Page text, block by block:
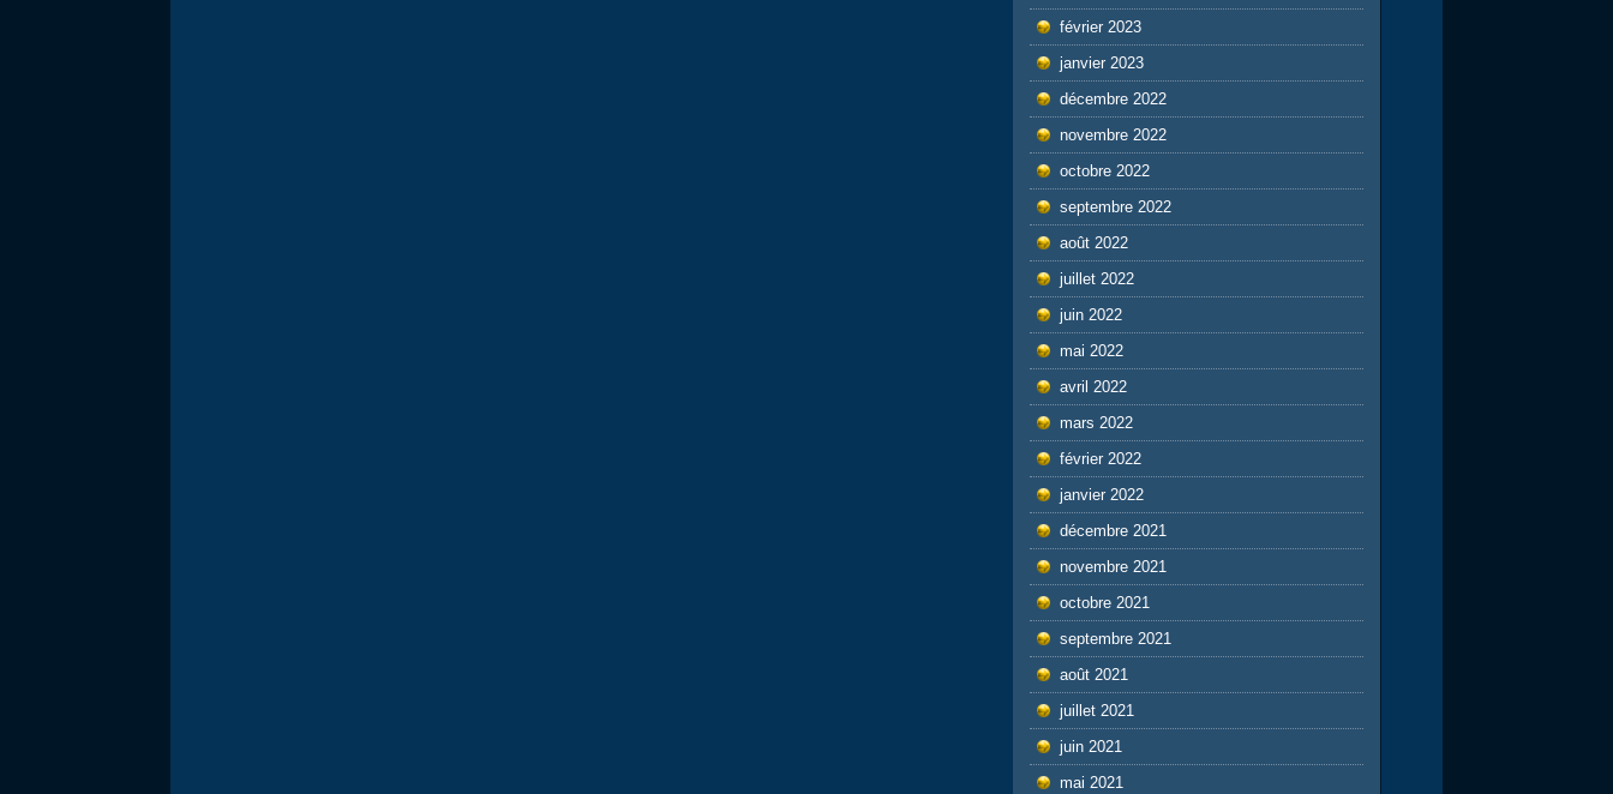
février 2023
janvier 2023
décembre 2022
novembre 2022
octobre 2022
septembre 2022
août 2022
juillet 2022
juin 2022
mai 2022
avril 2022
mars 2022
février 2022
janvier 2022
décembre 2021
novembre 2021
octobre 2021
septembre 2021
août 2021
juillet 2021
juin 2021
mai 2021